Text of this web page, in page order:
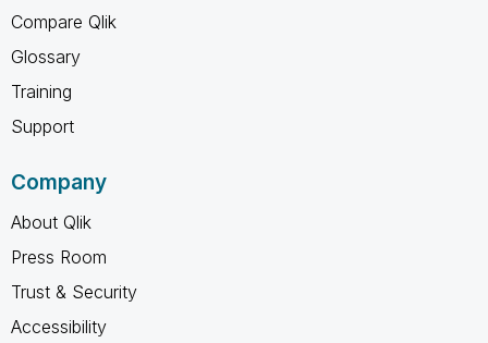
Compare Qlik
Glossary
Training
Support
Company
About Qlik
Press Room
Trust & Security
Accessibility